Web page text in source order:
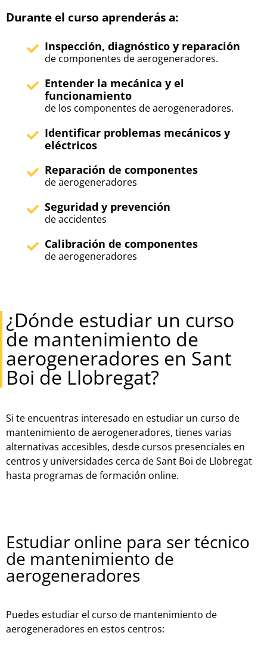
Durante el curso aprenderás a:
Inspección, diagnóstico y reparación
de componentes de aerogeneradores.
Entender la mecánica y el
funcionamiento
de los componentes de aerogeneradores.
Identificar problemas mecánicos y
eléctricos
Reparación de componentes
de aerogeneradores
Seguridad y prevención
de accidentes
Calibración de componentes
de aerogeneradores
¿Dónde estudiar un curso
de mantenimiento de
aerogeneradores en Sant
Boi de Llobregat?
Si te encuentras interesado en estudiar un curso de
mantenimiento de aerogeneradores, tienes varias
alternativas accesibles, desde cursos presenciales en
centros y universidades cerca de Sant Boi de Llobregat
hasta programas de formación online.
Estudiar online para ser técnico
de mantenimiento de
aerogeneradores
Puedes estudiar el curso de mantenimiento de
aerogeneradores en estos centros: